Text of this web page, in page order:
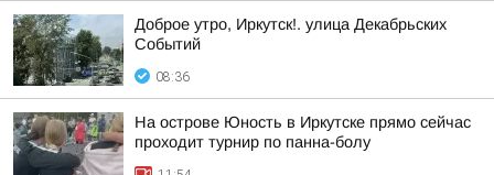
Доброе утро, Иркутск!. улица Декабрьских
Событий
08:36
На острове Юность в Иркутске прямо сейчас
проходит турнир по панна-болу